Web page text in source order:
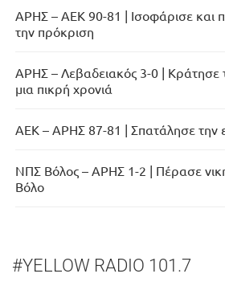
ΑΡΗΣ – ΑΕΚ 90-81 | Ισοφάρισε και
την πρόκριση
ΑΡΗΣ – Λεβαδειακός 3-0 | Κράτησε
μια πικρή χρονιά
ΑΕΚ – ΑΡΗΣ 87-81 | Σπατάλησε την
ΝΠΣ Βόλος – ΑΡΗΣ 1-2 | Πέρασε
Βόλο
#YELLOW RADIO 101.7